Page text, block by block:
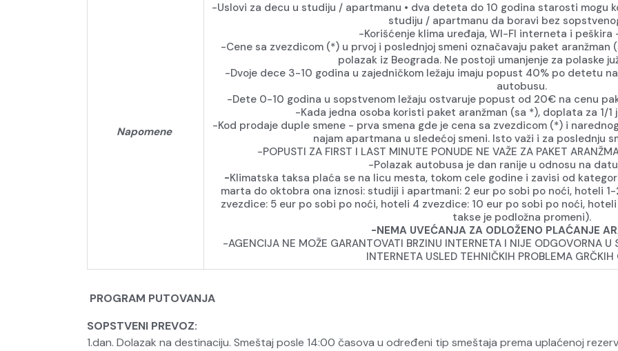
Napomene
-Uslovi za decu u studiju / apartmanu • dva deteta do 10 godina starosti mogu
studiju / apartmanu da boravi bez
-Korišćenje klima uređaja, WI-FI interneta i peškira -
-Cene sa zvezdicom (*) u prvoj i poslednjoj smeni označavaju paket
polazak iz Beograda. Ne postoji umanjenje za polaske
-Dvoje dece 3-10 godina u zajedničkom ležaju imaju popust 40% po detetu
autobusu.
-Dete 0-10 godina u sopstvenom ležaju ostvaruje popust od 20€ na cenu
-Kada jedna osoba koristi paket aranžman (sa *), doplata za 1/1
-Kod prodaje duple smene - prva smena gde je cena sa zvezdicom (*) i
najam apartmana u sledećoj smeni. Isto važi i za poslednju
-POPUSTI ZA FIRST I LAST MINUTE PONUDE NE VAŽE ZA PAKET
-Polazak autobusa je dan ranije u odnosu na
-Klimatska taksa plaća se na licu mesta, tokom cele godine i zavisi od
marta do oktobra ona iznosi: studiji i apartmani: 2 eur po sobi po noći, hoteli
zvezdice: 5 eur po sobi po noći, hoteli 4 zvezdice: 10 eur po sobi po noći,
takse je podložna promeni).
-NEMA UVEĆANJA ZA ODLOŽENO PLAĆANJE
-AGENCIJA NE MOŽE GARANTOVATI BRZINU INTERNETA I NIJE ODGOVORNA
INTERNETA USLED TEHNIČKIH PROBLEMA GRČKIH
PROGRAM PUTOVANJA
SOPSTVENI PREVOZ:
1.dan. Dolazak na destinaciju. Smeštaj posle 14:00 časova u određeni tip smeštaja prema uplaćenoj